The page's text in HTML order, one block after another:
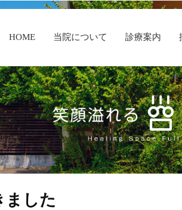
HOME 当院について 診療案内
ました